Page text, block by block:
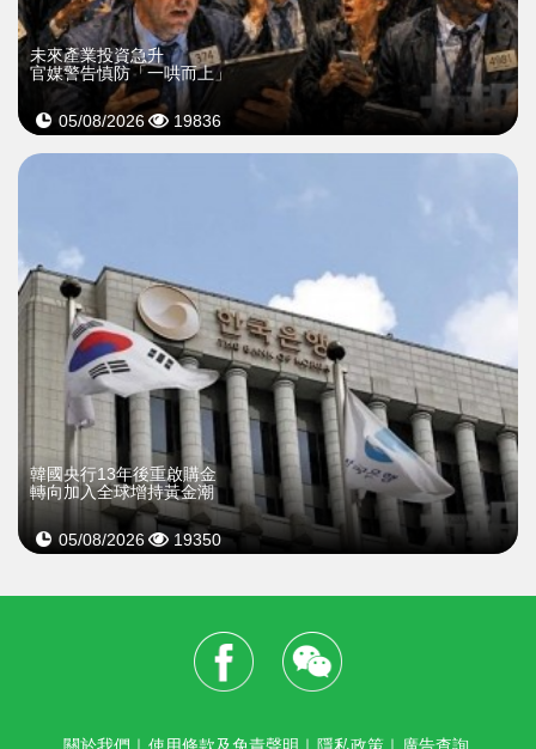
未來產業投資急升
官媒警告慎防「一哄而上」
05/08/2026 19836
韓國央行13年後重啟購金
轉向加入全球增持黃金潮
05/08/2026 19350